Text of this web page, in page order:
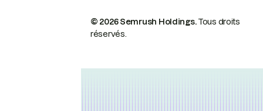
© 2026 Semrush Holdings.Tous droits
réservés.